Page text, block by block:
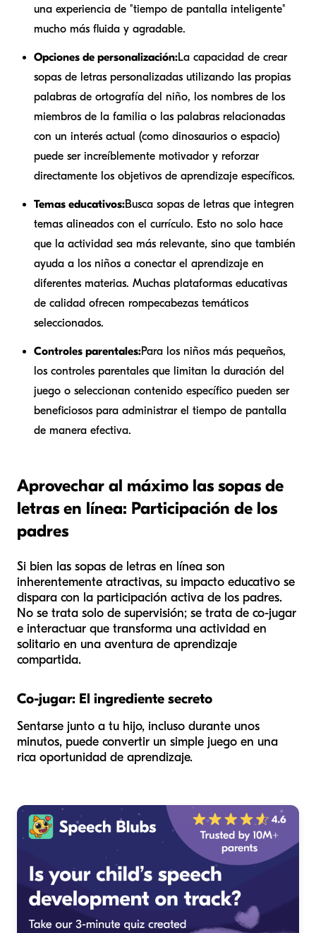
una experiencia de "tiempo de pantalla inteligente"
mucho más fluida y agradable.
Opciones de personalización:La capacidad de crear
sopas de letras personalizadas utilizando las propias
palabras de ortografía del niño, los nombres de los
miembros de la familia o las palabras relacionadas
con un interés actual (como dinosaurios o espacio)
puede ser increíblemente motivador y reforzar
directamente los objetivos de aprendizaje específicos.
Temas educativos:Busca sopas de letras que integren
temas alineados con el currículo. Esto no solo hace
que la actividad sea más relevante, sino que también
ayuda a los niños a conectar el aprendizaje en
diferentes materias. Muchas plataformas educativas
de calidad ofrecen rompecabezas temáticos
seleccionados.
Controles parentales:Para los niños más pequeños,
los controles parentales que limitan la duración del
juego o seleccionan contenido específico pueden ser
beneficiosos para administrar el tiempo de pantalla
de manera efectiva.
Aprovechar al máximo las sopas de
letras en línea: Participación de los
padres
Si bien las sopas de letras en línea son
inherentemente atractivas, su impacto educativo se
dispara con la participación activa de los padres.
No se trata solo de supervisión; se trata de co-jugar
e interactuar que transforma una actividad en
solitario en una aventura de aprendizaje
compartida.
Co-jugar: El ingrediente secreto
Sentarse junto a tu hijo, incluso durante unos
minutos, puede convertir un simple juego en una
rica oportunidad de aprendizaje.